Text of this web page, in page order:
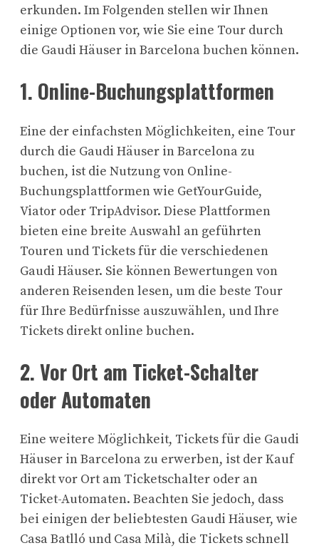
erkunden. Im Folgenden stellen wir Ihnen
einige Optionen vor, wie Sie eine Tour durch
die Gaudi Häuser in Barcelona buchen können.
1. Online-Buchungsplattformen
Eine der einfachsten Möglichkeiten, eine Tour
durch die Gaudi Häuser in Barcelona zu
buchen, ist die Nutzung von Online-
Buchungsplattformen wie GetYourGuide,
Viator oder TripAdvisor. Diese Plattformen
bieten eine breite Auswahl an geführten
Touren und Tickets für die verschiedenen
Gaudi Häuser. Sie können Bewertungen von
anderen Reisenden lesen, um die beste Tour
für Ihre Bedürfnisse auszuwählen, und Ihre
Tickets direkt online buchen.
2. Vor Ort am Ticket-Schalter
oder Automaten
Eine weitere Möglichkeit, Tickets für die Gaudi
Häuser in Barcelona zu erwerben, ist der Kauf
direkt vor Ort am Ticketschalter oder an
Ticket-Automaten. Beachten Sie jedoch, dass
bei einigen der beliebtesten Gaudi Häuser, wie
Casa Batlló und Casa Milà, die Tickets schnell